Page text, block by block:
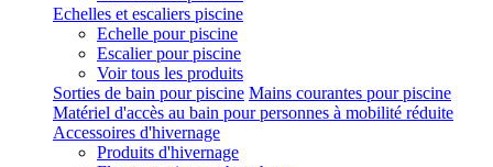
Echelles et escaliers piscine
Echelle pour piscine
Escalier pour piscine
Voir tous les produits
Sorties de bain pour piscine Mains courantes pour piscine
Matériel d'accès au bain pour personnes à mobilité réduite
Accessoires d'hivernage
Produits d'hivernage